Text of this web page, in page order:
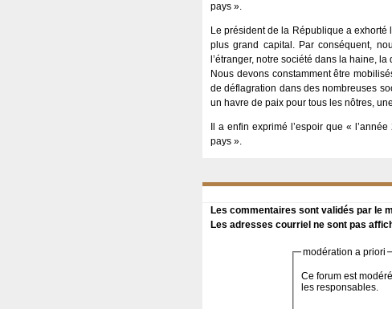
pays ».
Le président de la République a
plus grand capital. Par conséquent,
l’étranger, notre société dans la haine,
Nous devons constamment être
de déflagration dans des nombreuses
un havre de paix pour tous les nôtres,
Il a enfin exprimé l’espoir que «
pays ».
Les commentaires sont validés par le
Les adresses courriel ne sont pas
modération a priori
Ce forum est
les responsables.